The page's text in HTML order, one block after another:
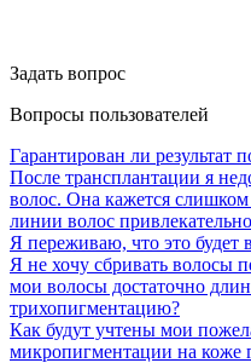
Задать вопрос
Вопросы пользователей
Гарантирован ли результат
После трансплантации я
волос. Она кажется
линии волос
Я переживаю, что это будет
Я не хочу сбривать волосы
мои волосы достаточно
трихопигментацию?
Как будут учтены мои
микропигментации на коже